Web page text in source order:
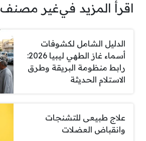
اقرأ المزيد فيغير مصنف
الدليل الشامل لكشوفات
أسماء غاز الطهي ليبيا 2026:
رابط منظومة البريقة وطرق
الاستلام الحديثة
علاج طبيعى للتشنجات
وانقباض العضلات